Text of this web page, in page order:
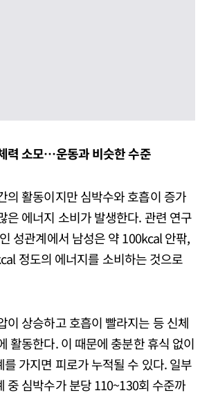
력 소모…운동과비슷한수준
의 활동이지만 심박수와 호흡이 증가
은 에너지 소비가 발생한다. 관련 연구
성관계에서 남성은 약 100kcal 안팎,
정도의 에너지를 소비하는 것으로
이 상승하고 호흡이 빨라지는 등 신체
활동한다. 이 때문에 충분한 휴식 없이
가지면 피로가 누적될 수 있다. 일부
중 심박수가 분당 110~130회 수준까